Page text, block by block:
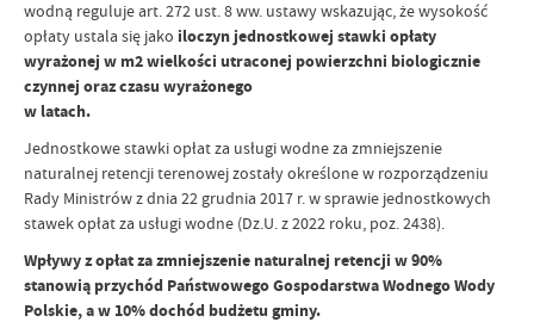
wodną reguluje art. 272 ust. 8 ww. ustawy wskazując, że wysokość
opłaty ustala się jako iloczyn jednostkowej stawki opłaty
wyrażonej w m2 wielkości utraconej powierzchni biologicznie
czynnej oraz czasu wyrażonego
w latach.
Jednostkowe stawki opłat za usługi wodne za zmniejszenie
naturalnej retencji terenowej zostały określone w rozporządzeniu
Rady Ministrów z dnia 22 grudnia 2017 r. w sprawie jednostkowych
stawek opłat za usługi wodne (Dz.U. z 2022 roku, poz. 2438).
Wpływy z opłat za zmniejszenie naturalnej retencji w 90%
stanowią przychód Państwowego Gospodarstwa Wodnego Wody
Polskie, a w 10% dochód budżetu gminy.